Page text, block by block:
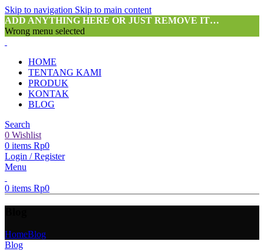
Skip to navigation Skip to main content
ADD ANYTHING HERE OR JUST REMOVE IT…
Wrong menu selected
HOME
TENTANG KAMI
PRODUK
KONTAK
BLOG
Search
0 Wishlist
0 items Rp0
Login / Register
Menu
0 items Rp0
HomeBlog
Blog